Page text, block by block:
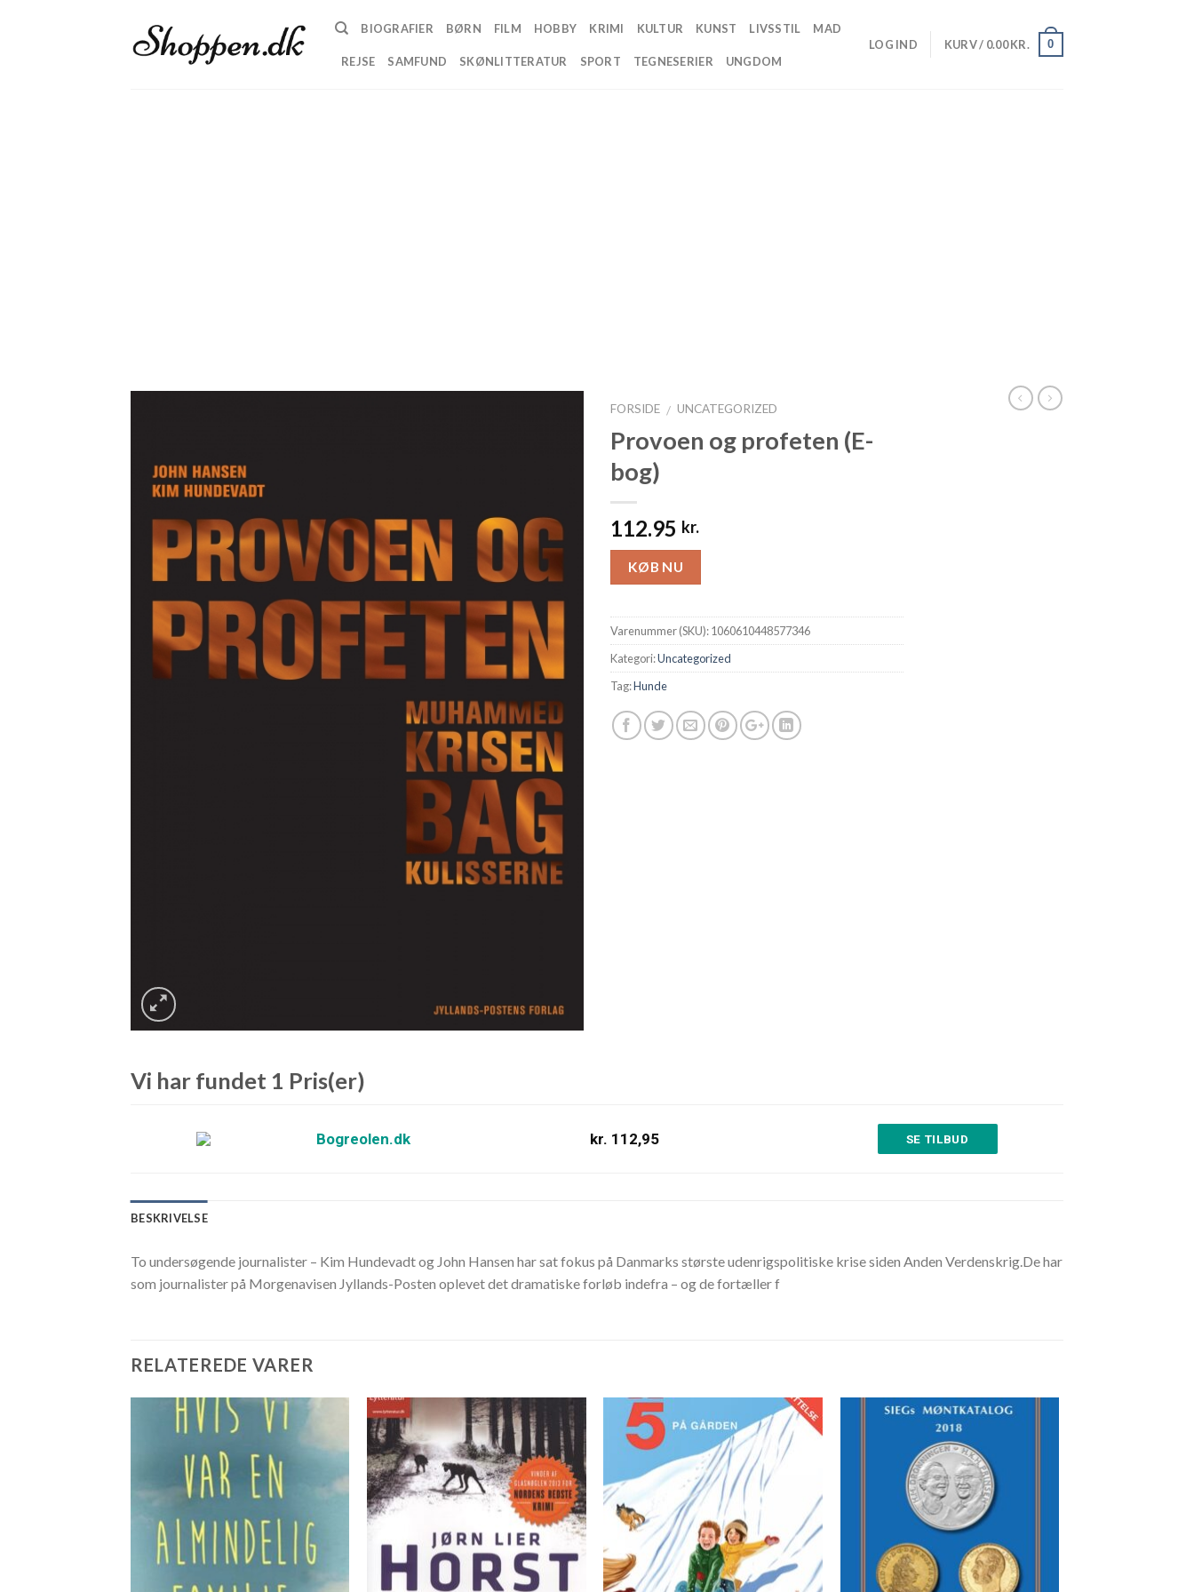
BIOGRAFIER BØRN FILM HOBBY KRIMI KULTUR KUNST LIVSSTIL MAD
REJSE SAMFUND SKØNLITTERATUR SPORT TEGNESERIER UNGDOM
LOG IND KURV / 0.00KR. 0
FORSIDE / UNCATEGORIZED
Provoen og profeten (E-
bog)
112.95 kr.
KØB NU
Varenummer (SKU):1060610448577346
Kategori:Uncategorized
Tag:Hunde
Vi har fundet 1 Pris(er)
Bogreolen.dk kr. 112,95 SE TILBUD
BESKRIVELSE
To undersøgende journalister – Kim Hundevadt og John Hansen har sat fokus på Danmarks største udenrigspolitiske krise siden Anden Verdenskrig.De har
som journalister på Morgenavisen Jyllands-Posten oplevet det dramatiske forløb indefra – og de fortæller f
RELATEREDE VARER